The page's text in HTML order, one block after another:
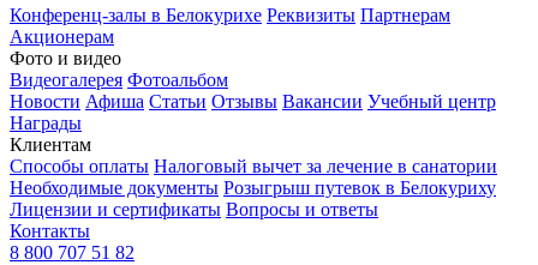
Конференц-залы в Белокурихе Реквизиты Партнерам
Акционерам
Фото и видео
Видеогалерея Фотоальбом
Новости Афиша Статьи Отзывы Вакансии Учебный центр
Награды
Клиентам
Способы оплаты Налоговый вычет за лечение в санатории
Необходимые документы Розыгрыш путевок в Белокуриху
Лицензии и сертификаты Вопросы и ответы
Контакты
8 800 707 51 82